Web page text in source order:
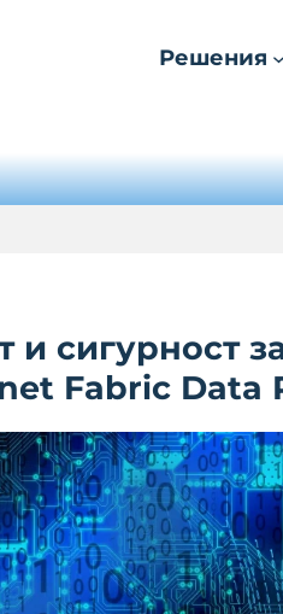
Решения
и сигурност
Fabric Data